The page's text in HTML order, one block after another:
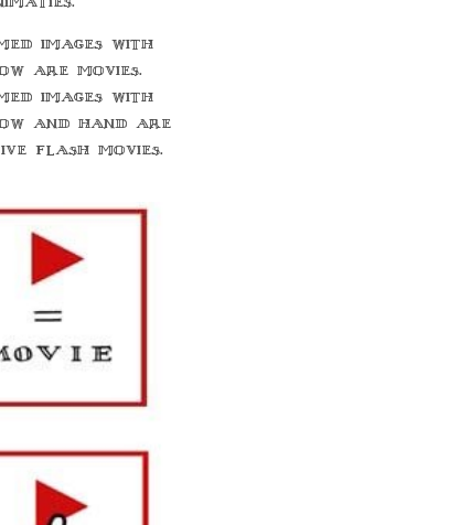
images with
are movies.
images with
and hand are
flash movies.